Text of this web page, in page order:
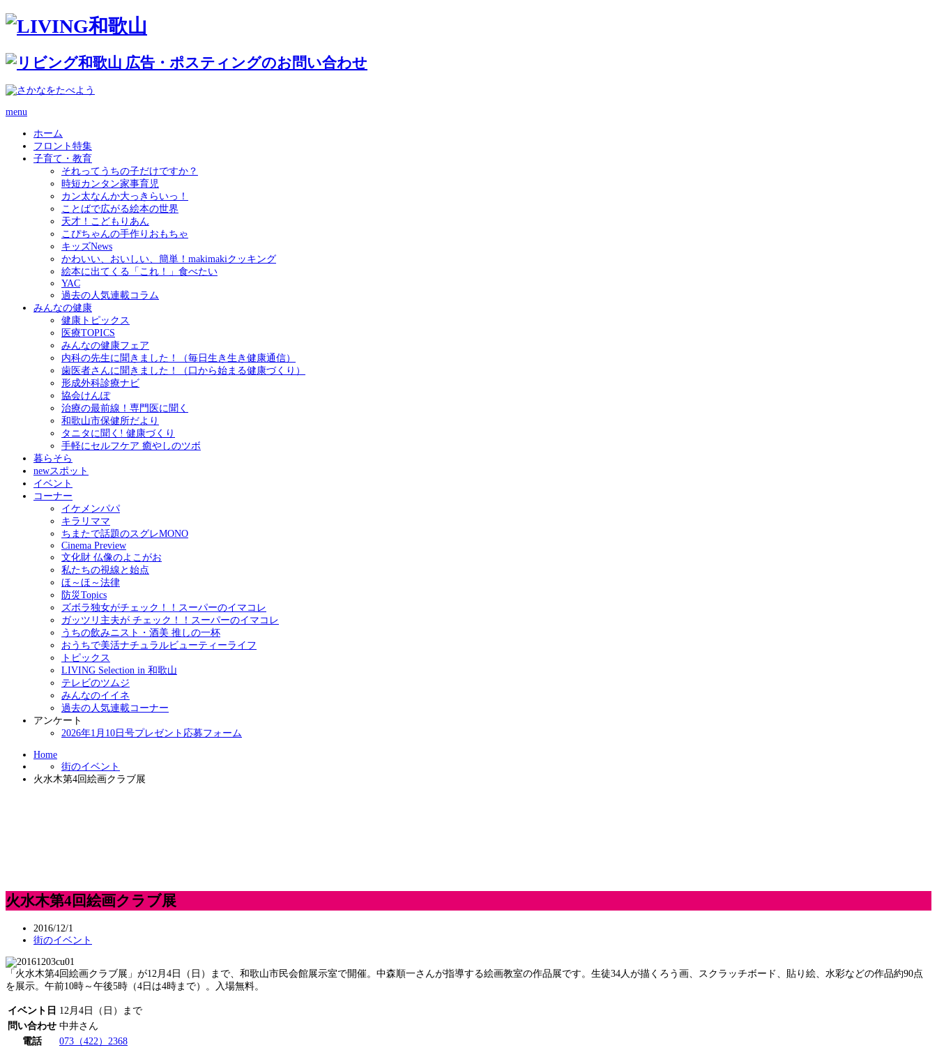
menu
ホーム
フロント特集
子育て・教育
それってうちの子だけですか？
時短カンタン家事育児
カン太なんか大っきらいっ！
ことばで広がる絵本の世界
天才！こどもりあん
こぴちゃんの手作りおもちゃ
キッズNews
かわいい、おいしい、簡単！makimakiクッキング
絵本に出てくる「これ！」食べたい
YAC
過去の人気連載コラム
みんなの健康
健康トピックス
医療TOPICS
みんなの健康フェア
内科の先生に聞きました！（毎日生き生き健康通信）
歯医者さんに聞きました！（口から始まる健康づくり）
形成外科診療ナビ
協会けんぽ
治療の最前線！専門医に聞く
和歌山市保健所だより
タニタに聞く! 健康づくり
手軽にセルフケア 癒やしのツボ
暮らそら
newスポット
イベント
コーナー
イケメンパパ
キラリママ
ちまたで話題のスグレMONO
Cinema Preview
文化財 仏像のよこがお
私たちの視線と始点
ほ～ほ～法律
防災Topics
ズボラ独女がチェック！！スーパーのイマコレ
ガッツリ主夫が チェック！！スーパーのイマコレ
うちの飲みニスト・酒美 推しの一杯
おうちで美活ナチュラルビューティーライフ
トピックス
LIVING Selection in 和歌山
テレビのツムジ
みんなのイイネ
過去の人気連載コーナー
アンケート
2026年1月10日号プレゼント応募フォーム
Home
街のイベント
火水木第4回絵画クラブ展
火水木第4回絵画クラブ展
2016/12/1
街のイベント
「火水木第4回絵画クラブ展」が12月4日（日）まで、和歌山市民会館展示室で開催。中森順一さんが指導する絵画教室の作品展です。生徒34人が描くろう画、スクラッチボード、貼り絵、水彩などの作品約90点
を展示。午前10時～午後5時（4日は4時まで）。入場無料。
イベント日 12月4日（日）まで
問い合わせ 中井さん
電話
073（422）2368